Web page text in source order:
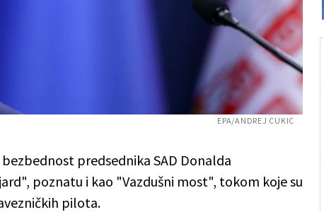
EPA/ANDREJ CUKIC
predsednika SAD Donalda
, poznatu i kao "Vazdušni most", tokom koje su
pilota.